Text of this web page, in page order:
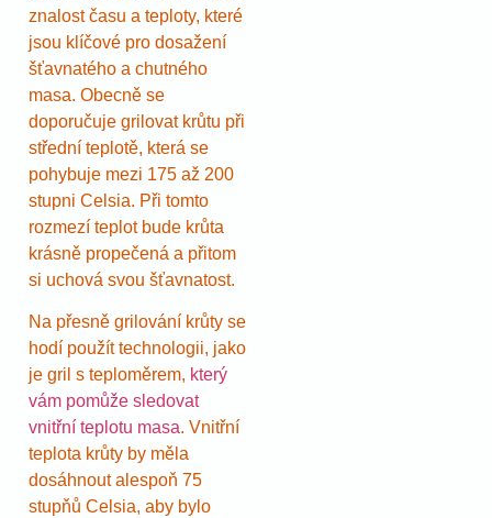
znalost času a teploty, které
jsou klíčové pro dosažení
šťavnatého a chutného
masa. Obecně se
doporučuje grilovat krůtu při
střední teplotě, která se
pohybuje mezi 175 až 200
stupni Celsia. Při tomto
rozmezí teplot bude krůta
krásně propečená a přitom
si uchová svou šťavnatost.
Na přesně grilování krůty se
hodí použít technologii, jako
je gril s teploměrem, který
vám pomůže sledovat
vnitřní teplotu masa. Vnitřní
teplota krůty by měla
dosáhnout alespoň 75
stupňů Celsia, aby bylo